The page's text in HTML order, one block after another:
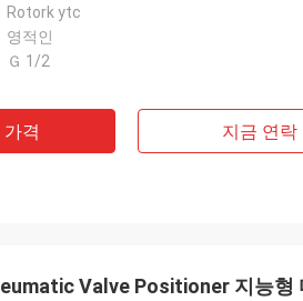
Rotork ytc
영적인
Ｇ 1/2
격 지금 연락
Valve Positioner 지능형